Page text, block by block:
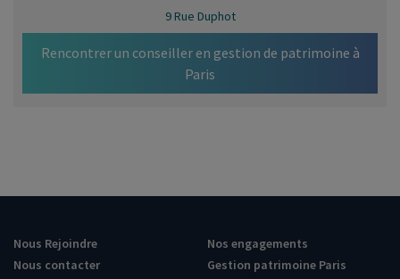
9 Rue Duphot
Rencontrer un conseiller en gestion de patrimoine à
Paris
Nous Rejoindre
Nous contacter
Nos engagements
Gestion patrimoine Paris